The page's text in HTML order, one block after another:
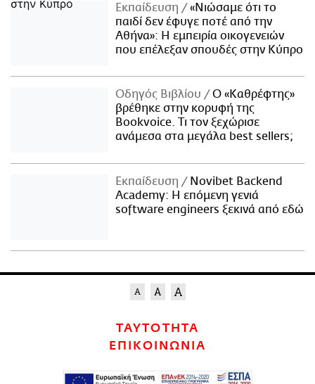
Εκπαίδευση
«Νιώσαμε ότι το
παιδί δεν έφυγε ποτέ από την
Αθήνα»: Η εμπειρία οικογενειών
που επέλεξαν σπουδές στην Κύπρο
Οδηγός Βιβλίου
Ο «Καθρέφτης»
βρέθηκε στην κορυφή της
Bookvoice. Τι τον ξεχώρισε
ανάμεσα στα μεγάλα best sellers;
Εκπαίδευση
Novibet Backend
Academy: Η επόμενη γενιά
software engineers ξεκινά από εδώ
ΤΑΥΤΟΤΗΤΑ
ΕΠΙΚΟΙΝΩΝΙΑ